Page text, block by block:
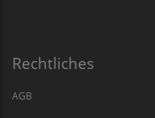
Rechtliches
AGB